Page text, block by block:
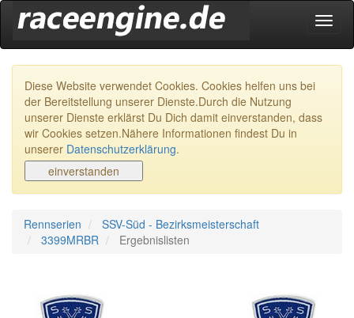
Diese Website verwendet Cookies. Cookies helfen uns bei
der Bereitstellung unserer Dienste.Durch die Nutzung
unserer Dienste erklärst Du Dich damit einverstanden, dass
wir Cookies setzen.Nähere Informationen findest Du in
unserer Datenschutzerklärung.
Rennserien
SSV-Süd - Bezirksmeisterschaft
3399MRBR
Ergebnislisten